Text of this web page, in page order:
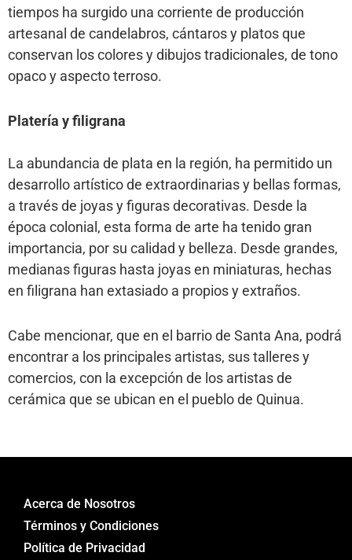
tiempos ha surgido una corriente de producción
artesanal de candelabros, cántaros y platos que
conservan los colores y dibujos tradicionales, de tono
opaco y aspecto terroso.
Platería y filigrana
La abundancia de plata en la región, ha permitido un
desarrollo artístico de extraordinarias y bellas formas,
a través de joyas y figuras decorativas. Desde la
época colonial, esta forma de arte ha tenido gran
importancia, por su calidad y belleza. Desde grandes,
medianas figuras hasta joyas en miniaturas, hechas
en filigrana han extasiado a propios y extraños.
Cabe mencionar, que en el barrio de Santa Ana, podrá
encontrar a los principales artistas, sus talleres y
comercios, con la excepción de los artistas de
cerámica que se ubican en el pueblo de Quinua.
Acerca de Nosotros
Términos y Condiciones
Política de Privacidad